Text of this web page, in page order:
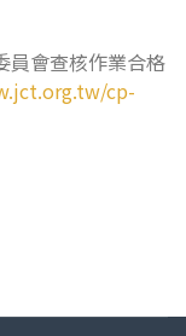
員會查核作業合格
cp-